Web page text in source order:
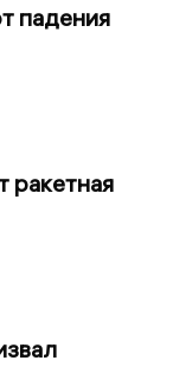
падения
ракетная